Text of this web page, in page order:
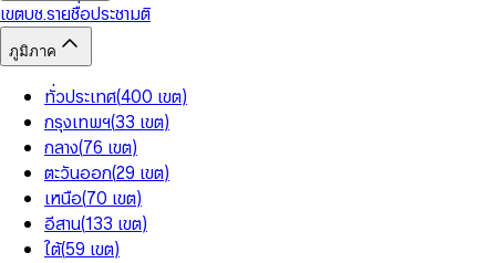
เขตบช.รายชื่อประชามติ
ภูมิภาค
ทั่วประเทศ(400 เขต)
กรุงเทพฯ(33 เขต)
กลาง(76 เขต)
ตะวันออก(29 เขต)
เหนือ(70 เขต)
อีสาน(133 เขต)
ใต้(59 เขต)